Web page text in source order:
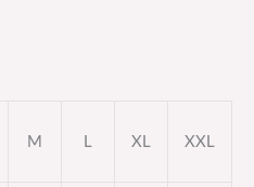
M L XL XXL